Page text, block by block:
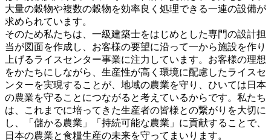
大量の穀物や複数の穀物を効率良く処理できる一連の設備が
求められています。
そのため私たちは、一級建築士をはじめとした専門の設計担
当が図面を作成し、お客様の要望に沿って一から施設を作り
上げるライスセンター事業に注力しています。お客様の理想
をかたちにしながら、生産性が高く環境に配慮したライスセ
ンターを実現することが、地域の農業を守り、ひいては日本
の農業を守ることにつながると考えているからです。私たち
は、これまでに培ってきた生産者の皆様との繋がりを大切に
し、「儲かる農業」「持続可能な農業」に貢献することで、
日本の農業と食糧生産の未来を守ってまいります。